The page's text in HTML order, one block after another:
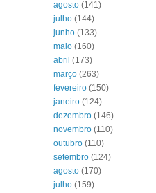
agosto (141)
julho (144)
junho (133)
maio (160)
abril (173)
março (263)
fevereiro (150)
janeiro (124)
dezembro (146)
novembro (110)
outubro (110)
setembro (124)
agosto (170)
julho (159)